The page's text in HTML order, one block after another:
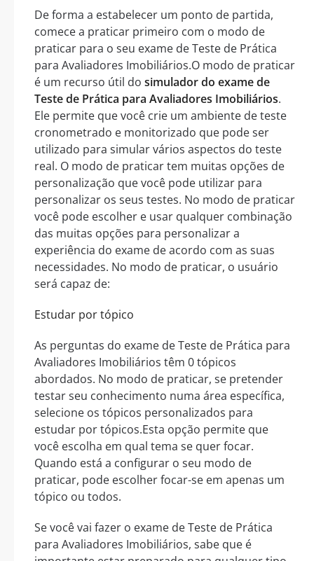
De forma a estabelecer um ponto de partida,
comece a praticar primeiro com o modo de
praticar para o seu exame de Teste de Prática
para Avaliadores Imobiliários.O modo de praticar
é um recurso útil do simulador do exame de
Teste de Prática para Avaliadores Imobiliários.
Ele permite que você crie um ambiente de teste
cronometrado e monitorizado que pode ser
utilizado para simular vários aspectos do teste
real. O modo de praticar tem muitas opções de
personalização que você pode utilizar para
personalizar os seus testes. No modo de praticar
você pode escolher e usar qualquer combinação
das muitas opções para personalizar a
experiência do exame de acordo com as suas
necessidades. No modo de praticar, o usuário
será capaz de:
Estudar por tópico
As perguntas do exame de Teste de Prática para
Avaliadores Imobiliários têm 0 tópicos
abordados. No modo de praticar, se pretender
testar seu conhecimento numa área específica,
selecione os tópicos personalizados para
estudar por tópicos.Esta opção permite que
você escolha em qual tema se quer focar.
Quando está a configurar o seu modo de
praticar, pode escolher focar-se em apenas um
tópico ou todos.
Se você vai fazer o exame de Teste de Prática
para Avaliadores Imobiliários, sabe que é